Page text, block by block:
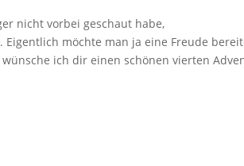
nicht vorbei geschaut habe,
möchte man ja eine Freude
ich dir einen schönen vierten